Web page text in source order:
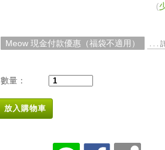
(
Meow 現金付款優惠（福袋不適用） . . .
數量：
放入購物車